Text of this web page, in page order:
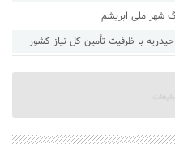
شهر ملی ابریشم
با ظرفیت تأمین کل نیاز کشور